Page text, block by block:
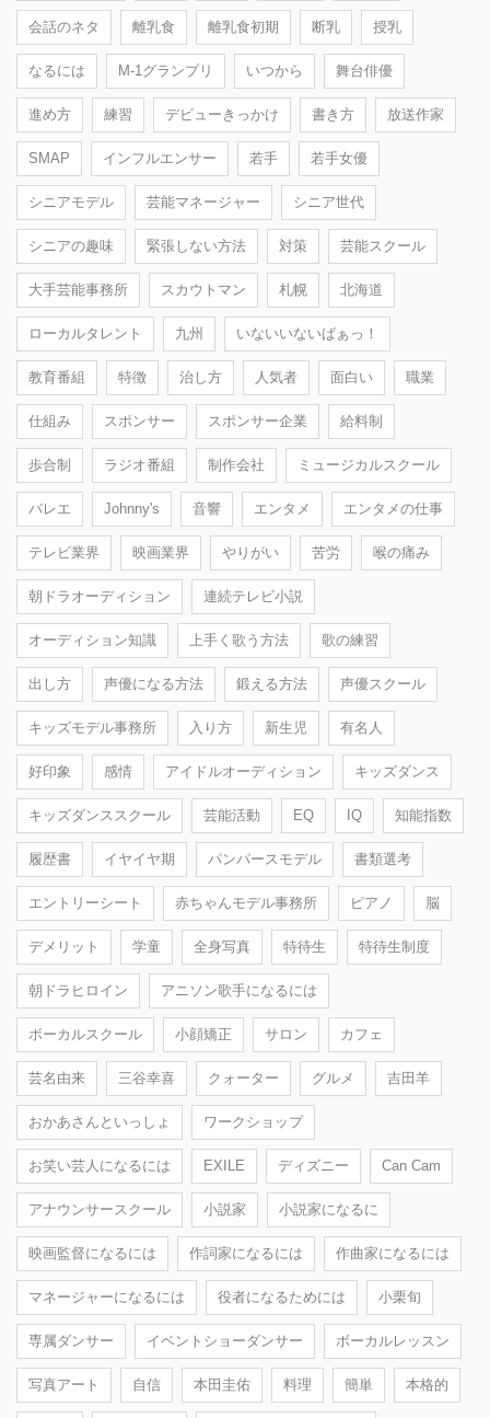
会話のネタ 離乳食 離乳食初期 断乳 授乳
なるには M-1グランプリ いつから 舞台俳優
進め方 練習 デビューきっかけ 書き方 放送作家
SMAP インフルエンサー 若手 若手女優
シニアモデル 芸能マネージャー シニア世代
シニアの趣味 緊張しない方法 対策 芸能スクール
大手芸能事務所 スカウトマン 札幌 北海道
ローカルタレント 九州 いないいないばぁっ！
教育番組 特徴 治し方 人気者 面白い 職業
仕組み スポンサー スポンサー企業 給料制
歩合制 ラジオ番組 制作会社 ミュージカルスクール
バレエ Johnny's 音響 エンタメ エンタメの仕事
テレビ業界 映画業界 やりがい 苦労 喉の痛み
朝ドラオーディション 連続テレビ小説
オーディション知識 上手く歌う方法 歌の練習
出し方 声優になる方法 鍛える方法 声優スクール
キッズモデル事務所 入り方 新生児 有名人
好印象 感情 アイドルオーディション キッズダンス
キッズダンススクール 芸能活動 EQ IQ 知能指数
履歴書 イヤイヤ期 パンパースモデル 書類選考
エントリーシート 赤ちゃんモデル事務所 ピアノ 脳
デメリット 学童 全身写真 特待生 特待生制度
朝ドラヒロイン アニソン歌手になるには
ボーカルスクール 小顔矯正 サロン カフェ
芸名由来 三谷幸喜 クォーター グルメ 吉田羊
おかあさんといっしょ ワークショップ
お笑い芸人になるには EXILE ディズニー Can Cam
アナウンサースクール 小説家 小説家になるに
映画監督になるには 作詞家になるには 作曲家になるには
マネージャーになるには 役者になるためには 小栗旬
専属ダンサー イベントショーダンサー ボーカルレッスン
写真アート 自信 本田圭佑 料理 簡単 本格的